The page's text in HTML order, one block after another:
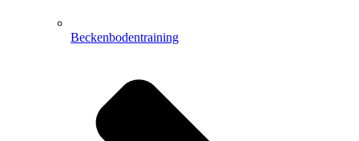
Beckenbodentraining